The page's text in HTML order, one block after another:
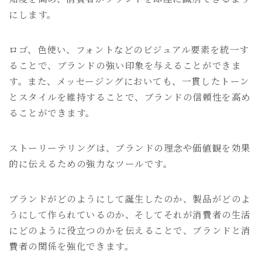
にします。
ロゴ、色使い、フォントなどのビジュアル要素を統一す
ることで、ブランドの強い印象を与えることができま
す。また、メッセージングにおいても、一貫したトーン
とスタイルを維持することで、ブランドの信頼性を高め
ることができます。
ストーリーテリングは、ブランドの理念や価値観を効果
的に伝えるための強力なツールです。
ブランドがどのようにして誕生したのか、製品がどのよ
うにして作られているのか、そしてそれが消費者の生活
にどのように役立つのかを伝えることで、ブランドと消
費者の関係を強化できます。